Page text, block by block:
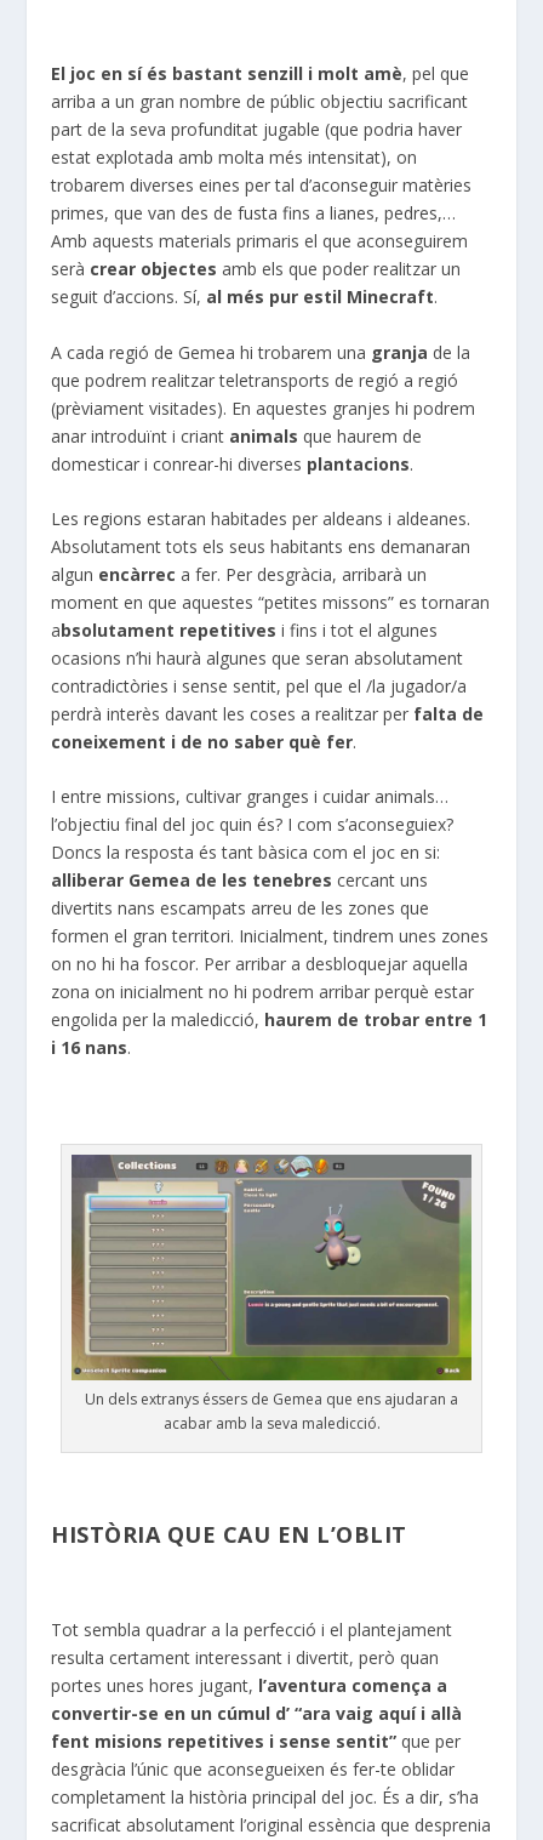
El joc en sí és bastant senzill i molt amè, pel que
arriba a un gran nombre de públic objectiu sacrificant
part de la seva profunditat jugable (que podria haver
estat explotada amb molta més intensitat), on
trobarem diverses eines per tal d’aconseguir matèries
primes, que van des de fusta fins a lianes, pedres,…
Amb aquests materials primaris el que aconseguirem
serà crear objectes amb els que poder realitzar un
seguit d’accions. Sí, al més pur estil Minecraft.
A cada regió de Gemea hi trobarem una granja de la
que podrem realitzar teletransports de regió a regió
(prèviament visitades). En aquestes granjes hi podrem
anar introduïnt i criant animals que haurem de
domesticar i conrear-hi diverses plantacions.
Les regions estaran habitades per aldeans i aldeanes.
Absolutament tots els seus habitants ens demanaran
algun encàrrec a fer. Per desgràcia, arribarà un
moment en que aquestes “petites missons” es tornaran
absolutament repetitives i fins i tot el algunes
ocasions n’hi haurà algunes que seran absolutament
contradictòries i sense sentit, pel que el /la jugador/a
perdrà interès davant les coses a realitzar per falta de
coneixement i de no saber què fer.
I entre missions, cultivar granges i cuidar animals…
l’objectiu final del joc quin és? I com s’aconseguiex?
Doncs la resposta és tant bàsica com el joc en si:
alliberar Gemea de les tenebres cercant uns
divertits nans escampats arreu de les zones que
formen el gran territori. Inicialment, tindrem unes zones
on no hi ha foscor. Per arribar a desbloquejar aquella
zona on inicialment no hi podrem arribar perquè estar
engolida per la maledicció, haurem de trobar entre 1
i 16 nans.
Un dels extranys éssers de Gemea que ens ajudaran a
acabar amb la seva maledicció.
HISTÒRIA QUE CAU EN L’OBLIT
Tot sembla quadrar a la perfecció i el plantejament
resulta certament interessant i divertit, però quan
portes unes hores jugant, l’aventura comença a
convertir-se en un cúmul d’ “ara vaig aquí i allà
fent misions repetitives i sense sentit” que per
desgràcia l’únic que aconsegueixen és fer-te oblidar
completament la història principal del joc. És a dir, s’ha
sacrificat absolutament l’original essència que desprenia